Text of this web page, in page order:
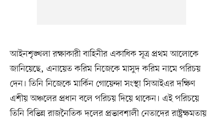
আইনশৃঙ্খলা রক্ষাকারী বাহিনীর একাধিক সূত্র প্রথম আলোকে
জানিয়েছে, এনায়েত করিম নিজেকে মাসুদ করিম নামে পরিচয়
দেন। তিনি নিজেকে মার্কিন গোয়েন্দা সংস্থা সিআইএর দক্ষিণ
এশীয় অঞ্চলের প্রধান বলে পরিচয় দিয়ে থাকেন। এই পরিচয়ে
তিনি বিভিন্ন রাজনৈতিক দলের প্রভাবশালী নেতাদের রাষ্ট্রক্ষমতায়